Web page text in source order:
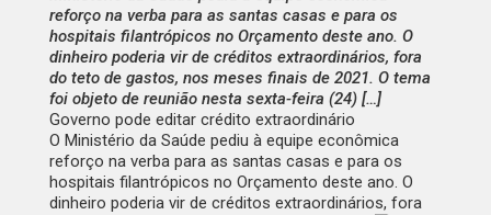
reforço na verba para as santas casas e para os
hospitais filantrópicos no Orçamento deste ano. O
dinheiro poderia vir de créditos extraordinários, fora
do teto de gastos, nos meses finais de 2021. O tema
foi objeto de reunião nesta sexta-feira (24) […]
Governo pode editar crédito extraordinário
O Ministério da Saúde pediu à equipe econômica
reforço na verba para as santas casas e para os
hospitais filantrópicos no Orçamento deste ano. O
dinheiro poderia vir de créditos extraordinários, fora